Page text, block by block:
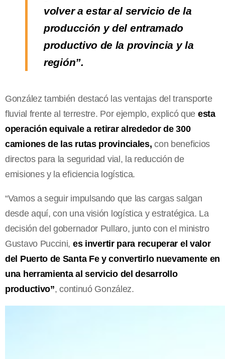
volver a estar al servicio de la
producción y del entramado
productivo de la provincia y la
región”.
González también destacó las ventajas del transporte
fluvial frente al terrestre. Por ejemplo, explicó que esta
operación equivale a retirar alrededor de 300
camiones de las rutas provinciales, con beneficios
directos para la seguridad vial, la reducción de
emisiones y la eficiencia logística.
“Vamos a seguir impulsando que las cargas salgan
desde aquí, con una visión logística y estratégica. La
decisión del gobernador Pullaro, junto con el ministro
Gustavo Puccini, es invertir para recuperar el valor
del Puerto de Santa Fe y convertirlo nuevamente en
una herramienta al servicio del desarrollo
productivo”, continuó González.